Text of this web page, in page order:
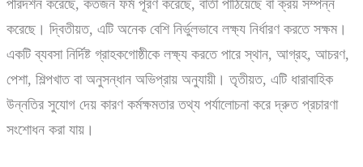
পরিদর্শন করেছে, কতজন ফর্ম পূরণ করেছে, বার্তা পাঠিয়েছে বা ক্রয় সম্পন্ন
করেছে। দ্বিতীয়ত, এটি অনেক বেশি নির্ভুলভাবে লক্ষ্য নির্ধারণ করতে সক্ষম।
একটি ব্যবসা নির্দিষ্ট গ্রাহকগোষ্ঠীকে লক্ষ্য করতে পারে স্থান, আগ্রহ, আচরণ,
পেশা, শিল্পখাত বা অনুসন্ধান অভিপ্রায় অনুযায়ী। তৃতীয়ত, এটি ধারাবাহিক
উন্নতির সুযোগ দেয় কারণ কর্মক্ষমতার তথ্য পর্যালোচনা করে দ্রুত প্রচারণা
সংশোধন করা যায়।